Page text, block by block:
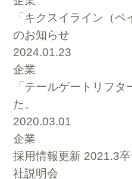
「キクスイライン（
のお知らせ
2024.01.23
企業
「テールゲートリフ
た。
2020.03.01
企業
採用情報更新 2021.3
社説明会